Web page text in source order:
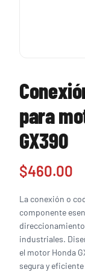
para
GX390
$460.00
La conexión o
componente
direccionamiento
industriales.
el motor Honda
segura y